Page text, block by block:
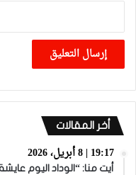
أخر المقالات
19:17 | 8 أبريل، 2026